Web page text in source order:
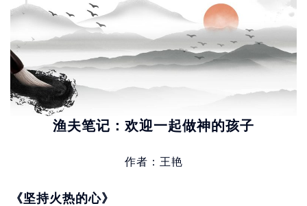
渔夫笔记：欢迎一起做神的孩子
作者：王艳
《坚持火热的心》